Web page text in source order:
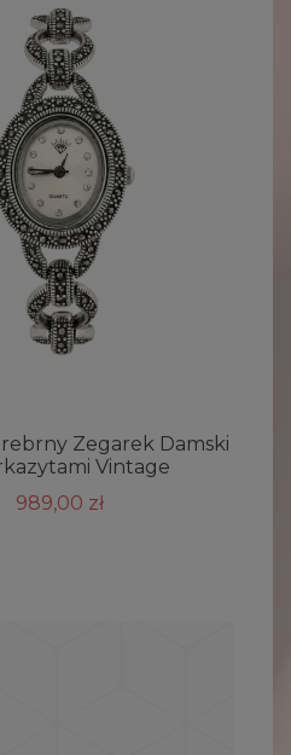
Zegarek Damski
Vintage
989,00 zł